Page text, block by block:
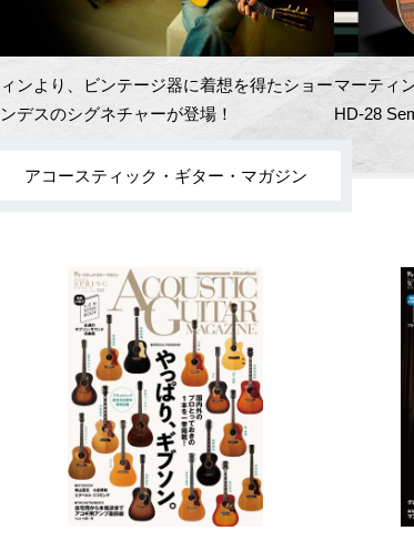
ンより、ビンテージ器に着想を得たショー
デスのシグネチャーが登場！
マーティ
HD-28
アコースティック・ギター・マガジン